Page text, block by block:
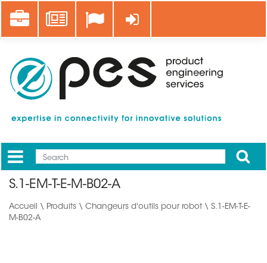
au
contenu
Career News Se connecter
Mobile
Main
Apply
S.1-EM-T-E-M-B02-A
Accueil \ Produits \ Changeurs d'outils pour robot \ S.1-EM-T-E-
M-B02-A